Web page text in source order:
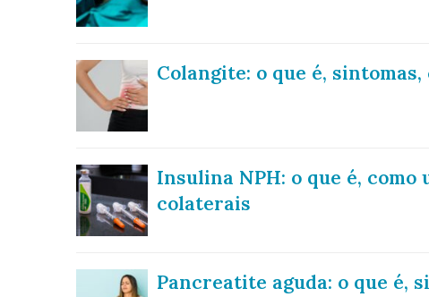
Colangite: o que é,
Insulina NPH: o que é,
colaterais
Pancreatite aguda: o que é,